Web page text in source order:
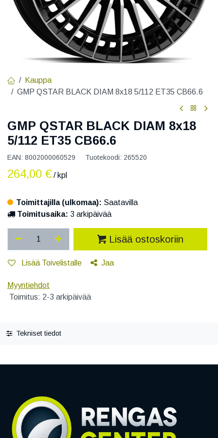
Kauppa
GMP QSTAR BLACK DIAM 8x18 5/112 ET35 CB66.6
GMP QSTAR BLACK DIAM 8x18
5/112 ET35 CB66.6
EAN: 8002000060529 Tuotekoodi: 265520
264,00 € / kpl
Toimittajilla (ulkomaa): Saatavilla
Toimitusaika: 3 arkipäivää
Lisää ostoskoriin
Lisää Toivelistalle Jaa
Myyntiehdot
Toimitus: 2-3 arkipäivää
Tekniset tiedot